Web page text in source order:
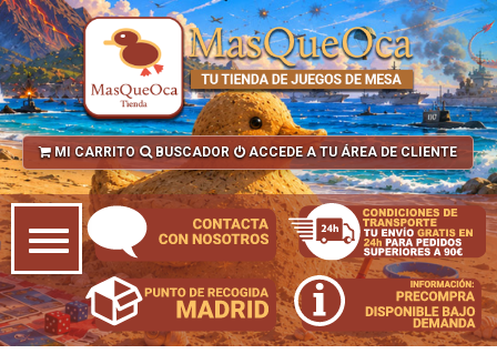
MI CARRITO BUSCADOR ACCEDE A TU ÁREA DE CLIENTE